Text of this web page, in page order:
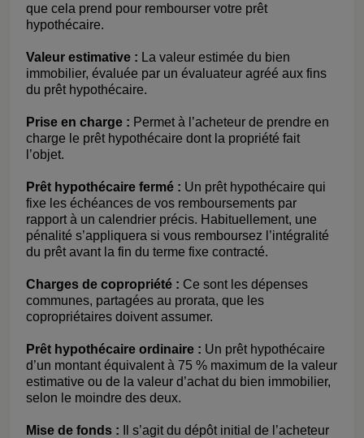
que cela prend pour rembourser votre prêt
hypothécaire.
Valeur estimative : La valeur estimée du bien
immobilier, évaluée par un évaluateur agréé aux fins
du prêt hypothécaire.
Prise en charge : Permet à l’acheteur de prendre en
charge le prêt hypothécaire dont la propriété fait
l’objet.
Prêt hypothécaire fermé : Un prêt hypothécaire qui
fixe les échéances de vos remboursements par
rapport à un calendrier précis. Habituellement, une
pénalité s’appliquera si vous remboursez l’intégralité
du prêt avant la fin du terme fixe contracté.
Charges de copropriété : Ce sont les dépenses
communes, partagées au prorata, que les
copropriétaires doivent assumer.
Prêt hypothécaire ordinaire : Un prêt hypothécaire
d’un montant équivalent à 75 % maximum de la valeur
estimative ou de la valeur d’achat du bien immobilier,
selon le moindre des deux.
Mise de fonds : Il s’agit du dépôt initial de l’acheteur